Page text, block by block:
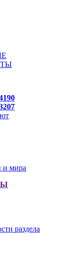
раздела